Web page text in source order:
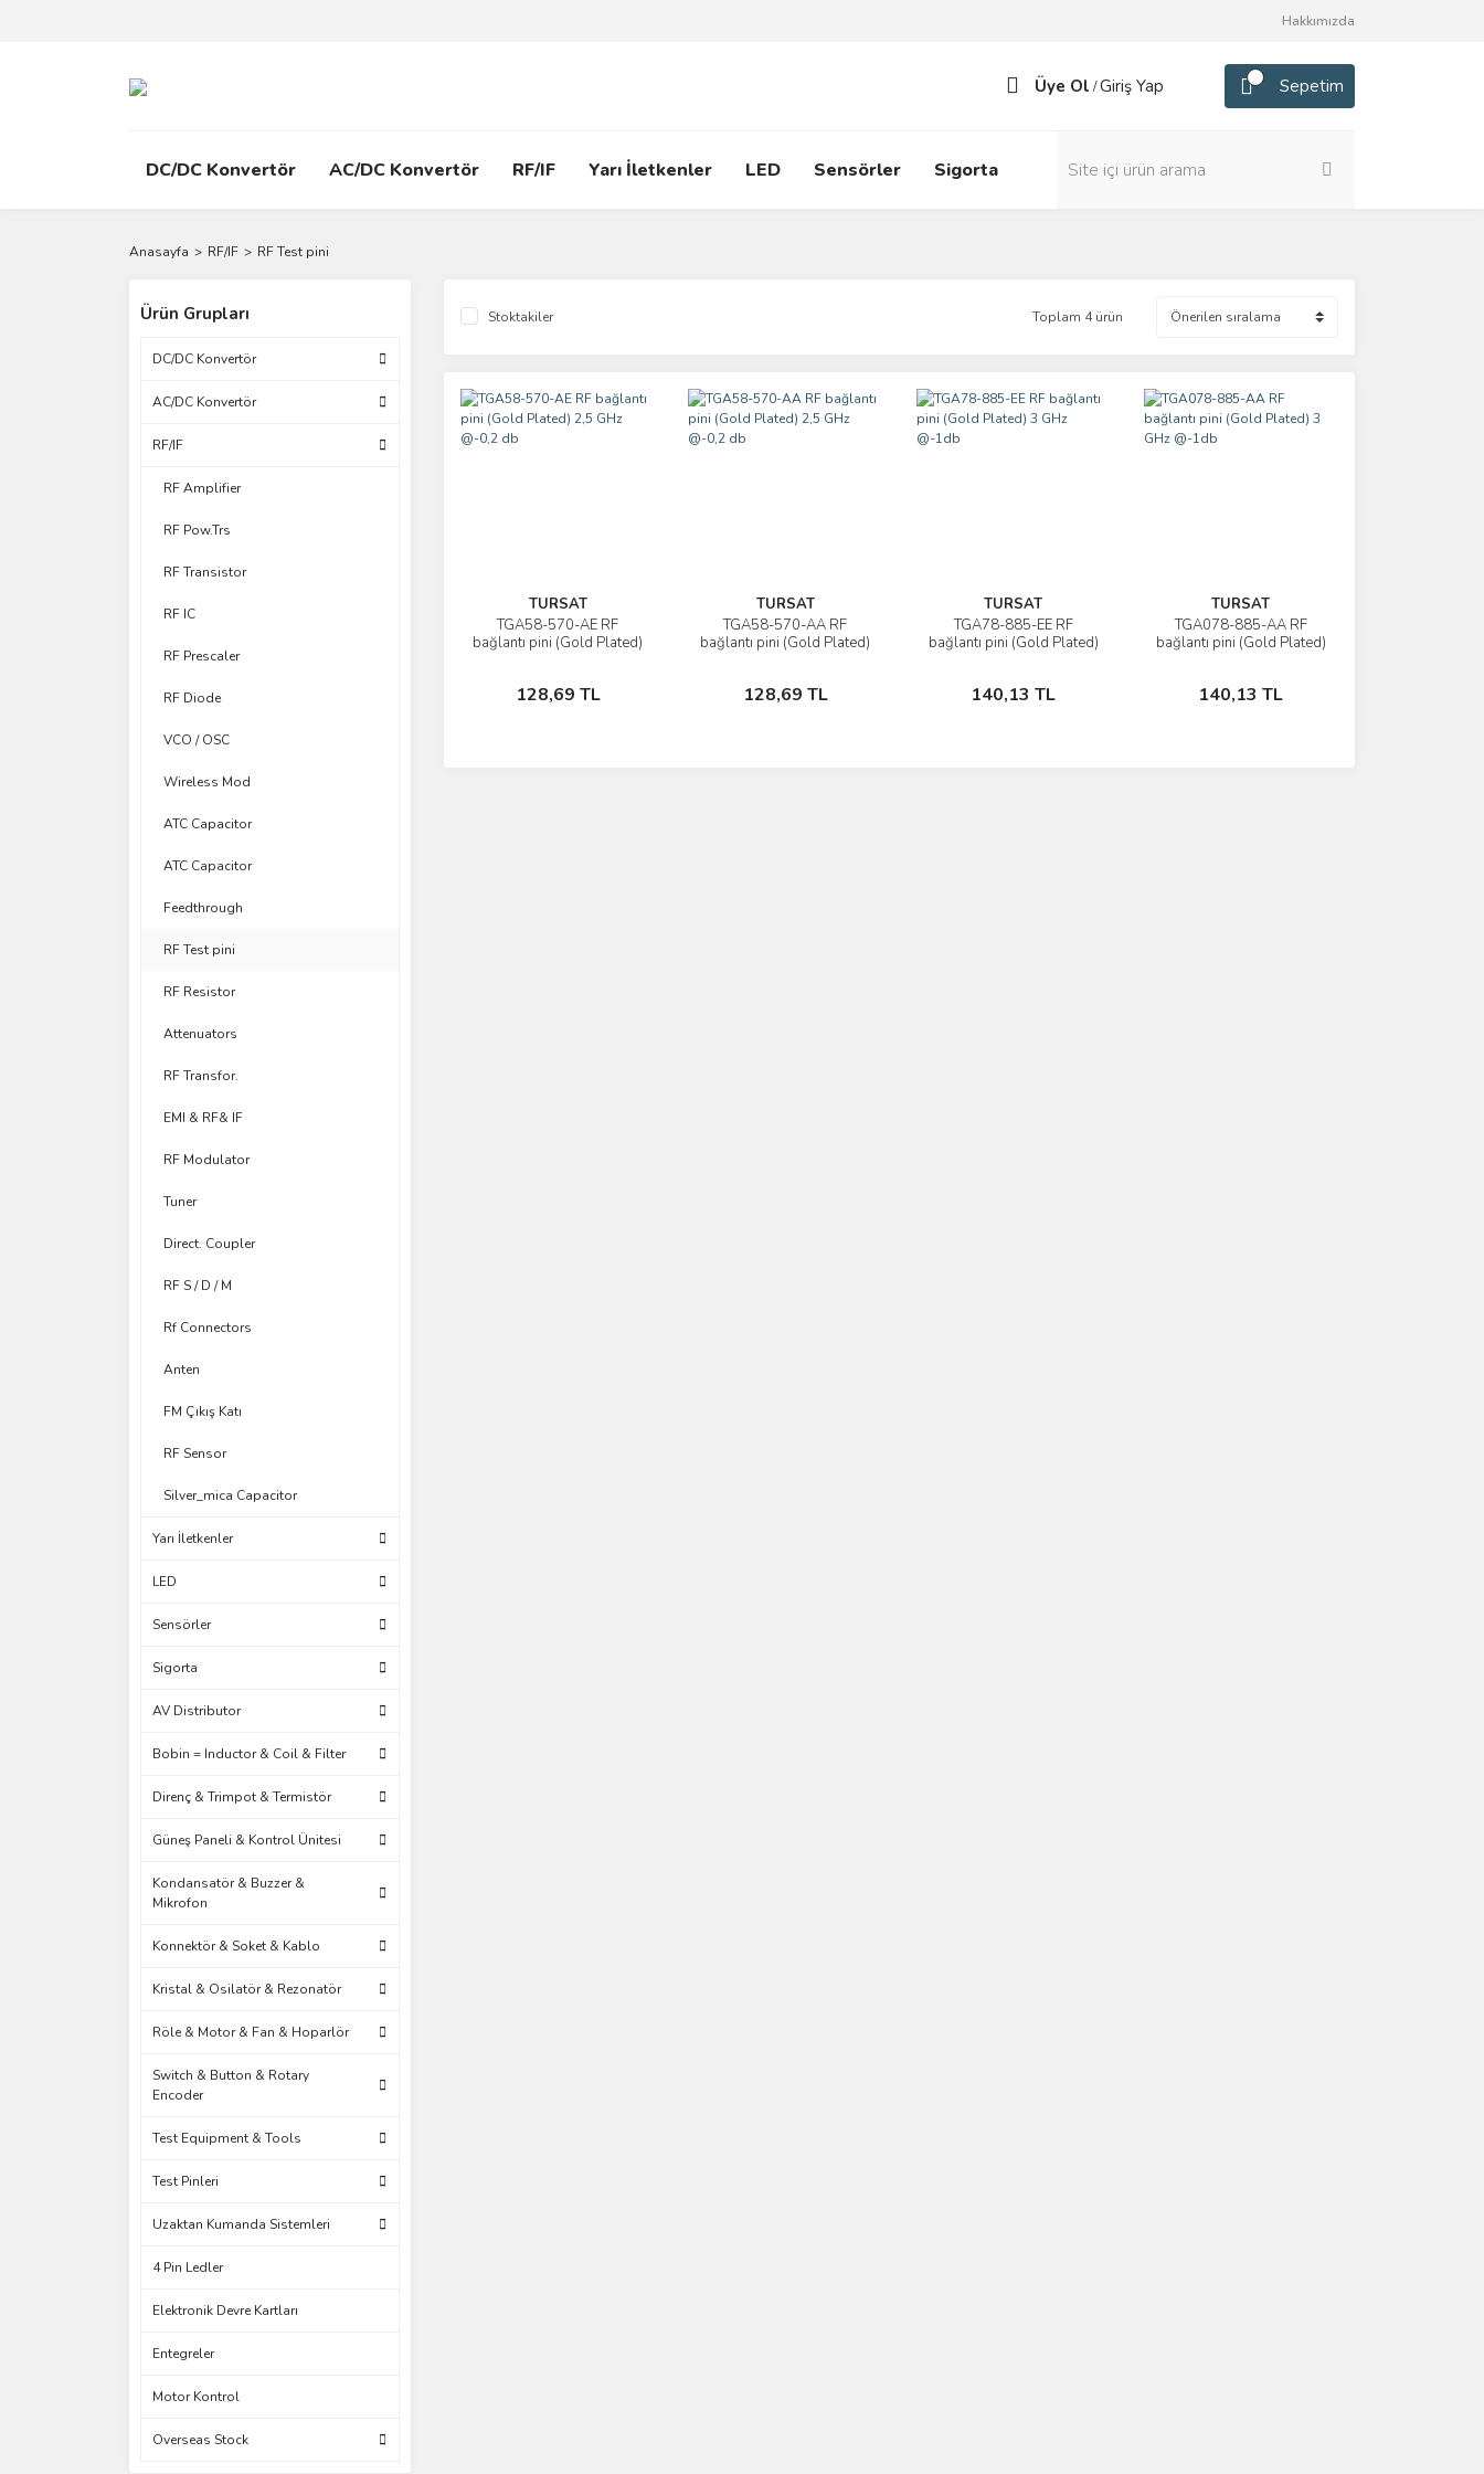
Hakkımızda
Üye Ol /Giriş Yap Sepetim
DC/DC Konvertör AC/DC Konvertör RF/IF Yarı İletkenler LED Sensörler Sigorta
Anasayfa RF/IF RF Test pini
Ürün Grupları
DC/DC Konvertör
AC/DC Konvertör
RF/IF
RF Amplifier
RF Pow.Trs
RF Transistor
RF IC
RF Prescaler
RF Diode
VCO / OSC
Wireless Mod
ATC Capacitor
ATC Capacitor
Feedthrough
RF Test pini
RF Resistor
Attenuators
RF Transfor.
EMI & RF& IF
RF Modulator
Tuner
Direct. Coupler
RF S / D / M
Rf Connectors
Anten
FM Çıkış Katı
RF Sensor
Silver_mica Capacitor
Yarı İletkenler
LED
Sensörler
Sigorta
AV Distributor
Bobin = Inductor & Coil & Filter
Direnç & Trimpot & Termistör
Güneş Paneli & Kontrol Ünitesi
Kondansatör & Buzzer &
Mikrofon
Konnektör & Soket & Kablo
Kristal & Osilatör & Rezonatör
Röle & Motor & Fan & Hoparlör
Switch & Button & Rotary
Encoder
Test Equipment & Tools
Test Pinleri
Uzaktan Kumanda Sistemleri
4 Pin Ledler
Elektronik Devre Kartları
Entegreler
Motor Kontrol
Overseas Stock
Stoktakiler Toplam 4 ürün
TURSAT
TGA58-570-AE RF
bağlantı pini (Gold Plated)
128,69 TL
İncele
Sepete Ekle
TURSAT
TGA58-570-AA RF
bağlantı pini (Gold Plated)
128,69 TL
İncele
Sepete Ekle
TURSAT
TGA78-885-EE RF
bağlantı pini (Gold Plated)
140,13 TL
İncele
Sepete Ekle
TURSAT
TGA078-885-AA RF
bağlantı pini (Gold Plated)
140,13 TL
İncele
Sepete Ekle